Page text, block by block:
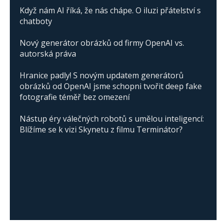
Když nám AI říká, že nás chápe. O iluzi přátelství s
chatboty
Nový generátor obrázků od firmy OpenAI vs.
autorská práva
Hranice padly! S novým updatem generátorů
obrázků od OpenAI jsme schopni tvořit deep fake
fotografie téměř bez omezení
Nástup éry válečných robotů s umělou inteligencí:
Blížíme se k vizi Skynetu z filmu Terminátor?